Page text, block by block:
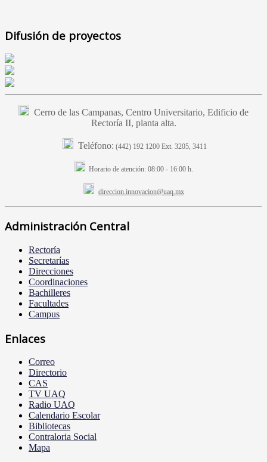
Difusión de proyectos
Cerro de las Campanas, Centro Universitario, Edificio de
Rectoría II, planta alta.
Teléfono: (442) 192 1200 Ext. 3205, 3411
Horario de atención:08:00 - 16:00 h.
direccion.innovacion@uaq.mx
Administración Central
Rectoría
Secretarías
Direcciones
Coordinaciones
Bachilleres
Facultades
Campus
Enlaces
Correo
Directorio
CAS
TV UAQ
Radio UAQ
Calendario Escolar
Bibliotecas
Contraloria Social
Mapa